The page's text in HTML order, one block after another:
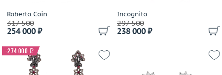
Roberto Coin
317 500
254 000 ₽
Incognito
297 500
238 000 ₽
-274 000 i